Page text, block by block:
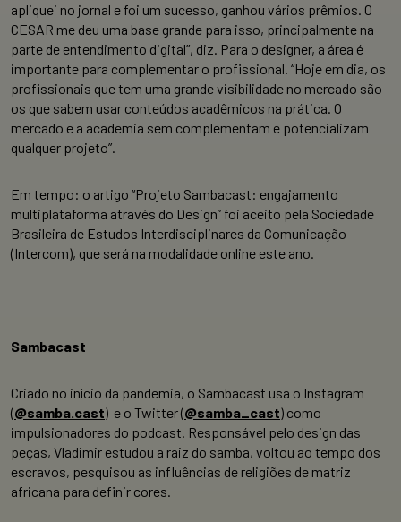
apliquei no jornal e foi um sucesso, ganhou vários prêmios. O
CESAR me deu uma base grande para isso, principalmente na
parte de entendimento digital”, diz. Para o designer, a área é
importante para complementar o profissional. “Hoje em dia, os
profissionais que tem uma grande visibilidade no mercado são
os que sabem usar conteúdos acadêmicos na prática. O
mercado e a academia sem complementam e potencializam
qualquer projeto”.
Em tempo: o artigo “Projeto Sambacast: engajamento
multiplataforma através do Design” foi aceito pela Sociedade
Brasileira de Estudos Interdisciplinares da Comunicação
(Intercom), que será na modalidade online este ano.
Sambacast
Criado no início da pandemia, o Sambacast usa o Instagram
(@samba.cast) e o Twitter (@samba_cast) como
impulsionadores do podcast. Responsável pelo design das
peças, Vladimir estudou a raiz do samba, voltou ao tempo dos
escravos, pesquisou as influências de religiões de matriz
africana para definir cores.